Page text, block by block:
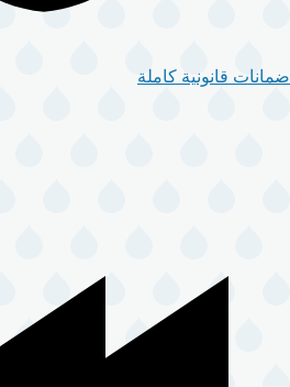
ضمانات قانونية كاملة